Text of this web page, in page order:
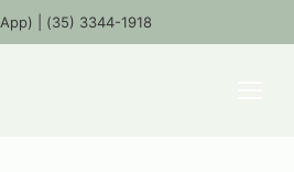
| (35) 3344-1918